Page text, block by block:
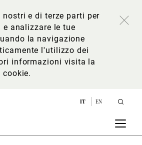
e di terze parti per
analizzare le tue
la navigazione
l'utilizzo dei
informazioni visita la
cookie.
IT EN